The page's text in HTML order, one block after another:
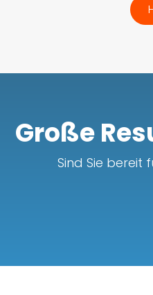
Große
Sind Sie bereit